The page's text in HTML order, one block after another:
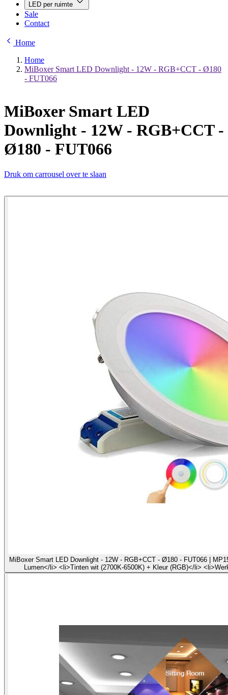
LED per ruimte
Sale
Contact
Home
Home
MiBoxer Smart LED Downlight - 12W - RGB+CCT - Ø180
- FUT066
MiBoxer Smart LED
Downlight - 12W - RGB+CCT -
Ø180 - FUT066
Druk om carrousel over te slaan
MiBoxer Smart LED Downlight - 12W - RGB+CCT - Ø180 - FUT066 |
Lumen</li> <li>Tinten wit (2700K-6500K) + Kleur (RGB)</li>